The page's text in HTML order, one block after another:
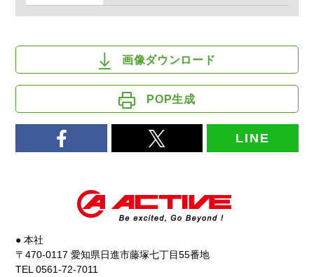
画像ダウンロード
POP生成
LINE
● 本社
〒470-0117 愛知県日進市藤塚七丁目55番地
TEL 0561-72-7011